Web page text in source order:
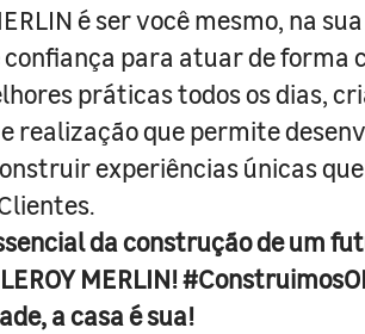
é ser você mesmo, na
para atuar de
práticas todos os dias,
realização que permite
experiências únicas
da construção de um
MERLIN!
a casa é sua!